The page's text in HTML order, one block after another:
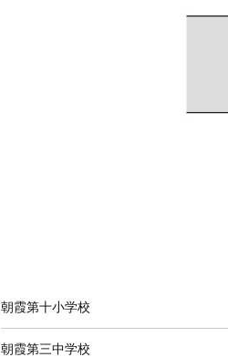
朝霞第十小学校
朝霞第三中学校